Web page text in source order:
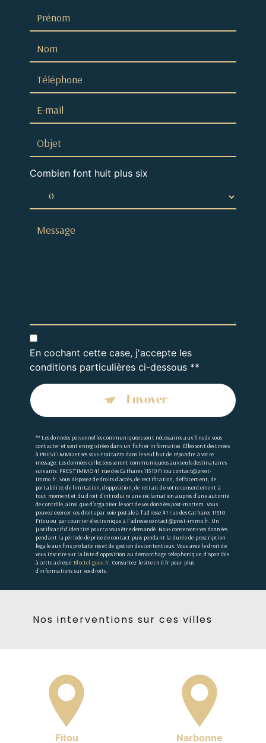
Combien font huit plus six
En cochant cette case, j'accepte les
conditions particulières ci-dessous **
Envoyer
** Les données personnelles communiquées sont nécessaires aux fins de vous
contacter et sont enregistrées dans un fichier informatisé. Elles sont destinées
à PREST'IMMO et ses sous-traitants dans le seul but de répondre à votre
message. Les données collectées seront communiquées aux seuls destinataires
suivants: PREST'IMMO 41 rue des Cathares 11510 Fitou contact@prest-
immo.fr. Vous disposez de droits d’accès, de rectification, d’effacement, de
portabilité, de limitation, d’opposition, de retrait de votre consentement à
tout moment et du droit d’introduire une réclamation auprès d’une autorité
de contrôle, ainsi que d’organiser le sort de vos données post-mortem. Vous
pouvez exercer ces droits par voie postale à l'adresse 41 rue des Cathares 11510
Fitou ou par courrier électronique à l'adresse contact@prest-immo.fr. Un
justificatif d'identité pourra vous être demandé. Nous conservons vos données
pendant la période de prise de contact puis pendant la durée de prescription
légale aux fins probatoires et de gestion des contentieux. Vous avez le droit de
vous inscrire sur la liste d'opposition au démarchage téléphonique, disponible
à cette adresse: Bloctel.gouv.fr. Consultez le site cnil.fr pour plus
d’informations sur vos droits.
Nos interventions sur ces villes
Fitou Narbonne